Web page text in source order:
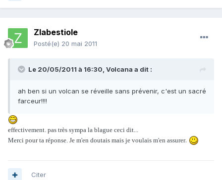
Zlabestiole
Posté(e) 20 mai 2011
Le 20/05/2011 à 16:30, Volcana a dit :
ah ben si un volcan se réveille sans prévenir, c'est un sacré
farceur!!!!
effectivement. pas très sympa la blague ceci dit...
Merci pour ta réponse. Je m'en doutais mais je voulais m'en assurer.
Citer